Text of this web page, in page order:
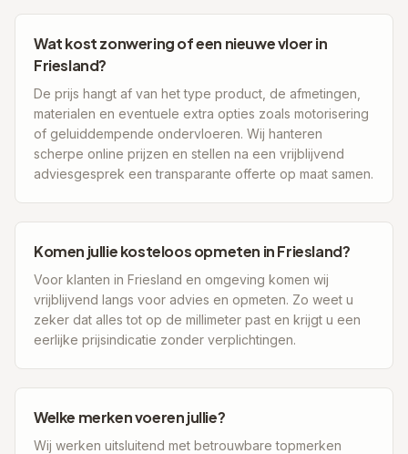
Wat kost zonwering of een nieuwe vloer in
Friesland?
De prijs hangt af van het type product, de afmetingen,
materialen en eventuele extra opties zoals motorisering
of geluiddempende ondervloeren. Wij hanteren
scherpe online prijzen en stellen na een vrijblijvend
adviesgesprek een transparante offerte op maat samen.
Komen jullie kosteloos opmeten in Friesland?
Voor klanten in Friesland en omgeving komen wij
vrijblijvend langs voor advies en opmeten. Zo weet u
zeker dat alles tot op de millimeter past en krijgt u een
eerlijke prijsindicatie zonder verplichtingen.
Welke merken voeren jullie?
Wij werken uitsluitend met betrouwbare topmerken